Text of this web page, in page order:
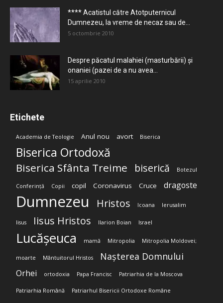
**** Acatistul către Atotputernicul
Dumnezeu, la vreme de necaz sau de...
5 octombrie 2010
Despre păcatul malahiei (masturbării) şi
onaniei (pazei de a nu avea...
15 aprilie 2010
Etichete
Academia de Teologie Anul nou avort Biserica
Biserica Ortodoxă
Biserica Sfânta Treime biserică Botezul
Conferință Copii copil Coronavirus Cruce dragoste
Dumnezeu Hristos Icoana Ierusalim
Iisus Iisus Hristos Ilarion Boian Israel
Lucășeuca mamă Mitropolia Mitropolia Moldovei;
moarte Mântuitorul Hristos Nașterea Domnului
Orhei ortodoxia Papa Francisc Patriarhia de la Moscova
Patriarhia Română Patriarhul Bisericii Ortodoxe Române